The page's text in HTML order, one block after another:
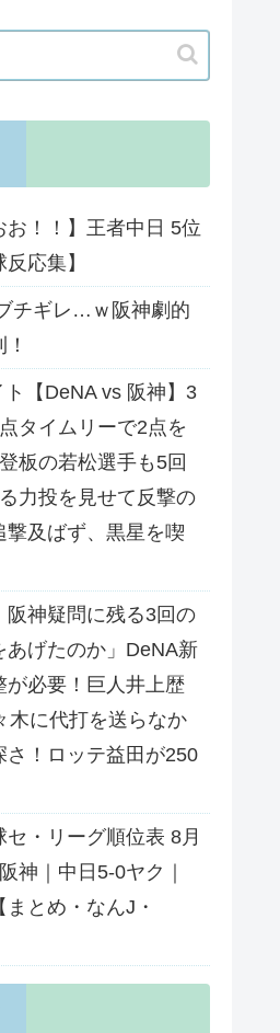
お！！】王者中日 5位
応集】
チギレ…ｗ阪神劇的
【DeNA vs 阪神】3
タイムリーで2点を
板の若松選手も5回
力投を見せて反撃の
及ばず、黒星を喫
阪神疑問に残る3回の
あげたのか」DeNA新
が必要！巨人井上歴
木に代打を送らなか
さ！ロッテ益田が250
セ・リーグ順位表 8月
神｜中日5-0ヤク｜
とめ・なんJ・